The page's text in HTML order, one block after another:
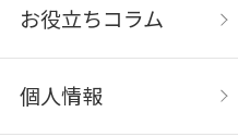
お役立ちコラム
個人情報